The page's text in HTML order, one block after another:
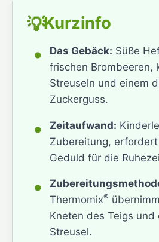
💡Kurzinfo
• Das Gebäck: Süße
frischen Brombeeren,
Streuseln und einem
Zuckerguss.
• Zeitaufwand:
Zubereitung,
Geduld für die
•
Thermomix®
Kneten des Teigs und
Streusel.